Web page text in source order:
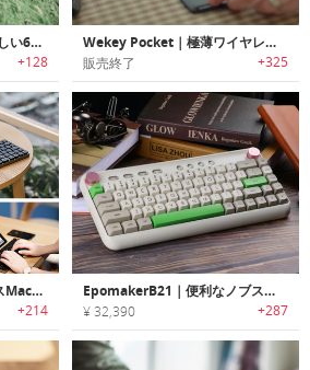
Woo-dy｜木の風合いが美しい67キーワイヤレスメカニカルキーボード「ウディ」
+128
Wekey Pocket｜極薄ワイヤレスキーボード「ウィーキーポケット」
販売終了 +325
Taptek｜超薄型ワイヤレスMacレイアウトメカニカルキーボード「タプテック」
+214
EpomakerB21｜便利なノブスイッチコントロール搭載の65％レイアウトメカニカルワイヤレスキーボード「エポメーカーB21」
¥ 32,390 +287